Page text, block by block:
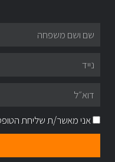
אני מאשר/ת שליחת